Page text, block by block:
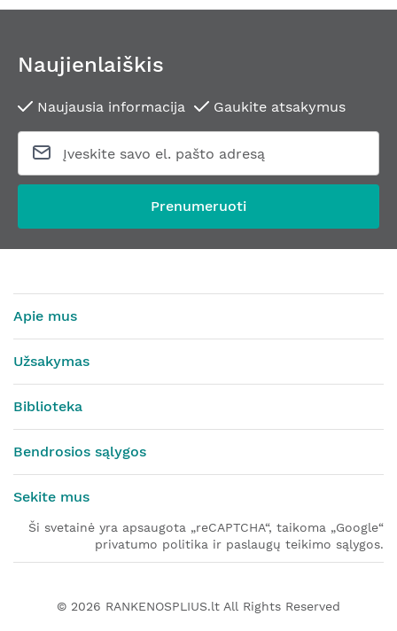
Naujienlaiškis
Naujausia informacija Gaukite atsakymus
Prenumeruoti
Apie mus
Užsakymas
Biblioteka
Bendrosios sąlygos
Sekite mus
Ši svetainė yra apsaugota „reCAPTCHA“, taikoma „Google“
privatumo politika ir paslaugų teikimo sąlygos.
© 2026 RANKENOSPLIUS.lt All Rights Reserved